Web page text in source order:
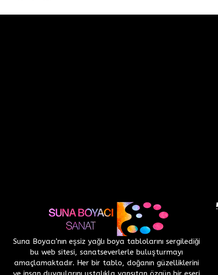
Suna Boyacı’nın eşsiz yağlı boya tablolarını sergilediği
bu web sitesi, sanatseverlerle buluşturmayı
amaçlamaktadır. Her bir tablo, doğanın güzelliklerini